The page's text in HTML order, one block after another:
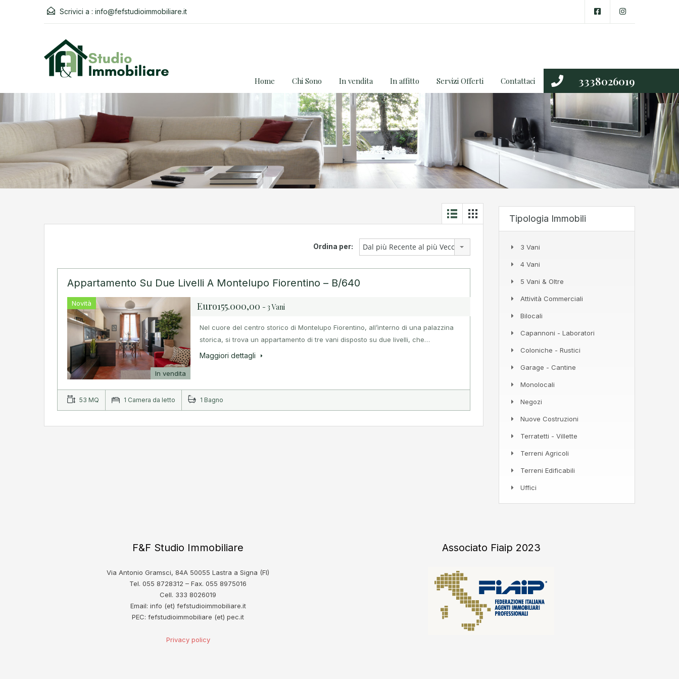
Scrivici a : info@fefstudioimmobiliare.it
3338026019
Home Chi Sono In vendita In affitto Servizi Offerti Contattaci
Ordina per: Dal più Recente al più Vecchio
Appartamento Su Due Livelli A Montelupo Fiorentino – B/640
Novità
In vendita
Euro155.000,00 - 3 Vani
Nel cuore del centro storico di Montelupo Fiorentino, all’interno di una palazzina
storica, si trova un appartamento di tre vani disposto su due livelli, che…
Maggiori dettagli
53 MQ 1 Camera da letto 1 Bagno
Tipologia Immobili
3 Vani
4 Vani
5 Vani & Oltre
Attività Commerciali
Bilocali
Capannoni - Laboratori
Coloniche - Rustici
Garage - Cantine
Monolocali
Negozi
Nuove Costruzioni
Terratetti - Villette
Terreni Agricoli
Terreni Edificabili
Uffici
F&F Studio Immobiliare
Via Antonio Gramsci, 84A 50055 Lastra a Signa (FI)
Tel. 055 8728312 – Fax. 055 8975016
Cell. 333 8026019
Email: info (et) fefstudioimmobiliare.it
PEC: fefstudioimmobiliare (et) pec.it
Privacy policy
Associato Fiaip 2023